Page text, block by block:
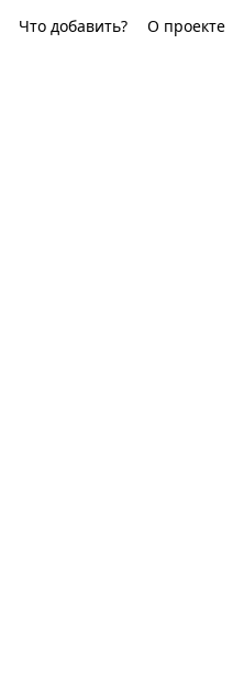
Что добавить? О проекте